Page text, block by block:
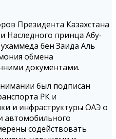
Президента Казахстана
Наследного принца Абу-
бен Заида Аль
обмена
документами.
был подписан
РК и
и инфраструктуры ОАЭ о
автомобильного
содействовать